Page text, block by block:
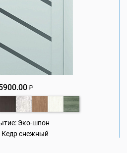
₽
Эко-шпон
Кедр снежный